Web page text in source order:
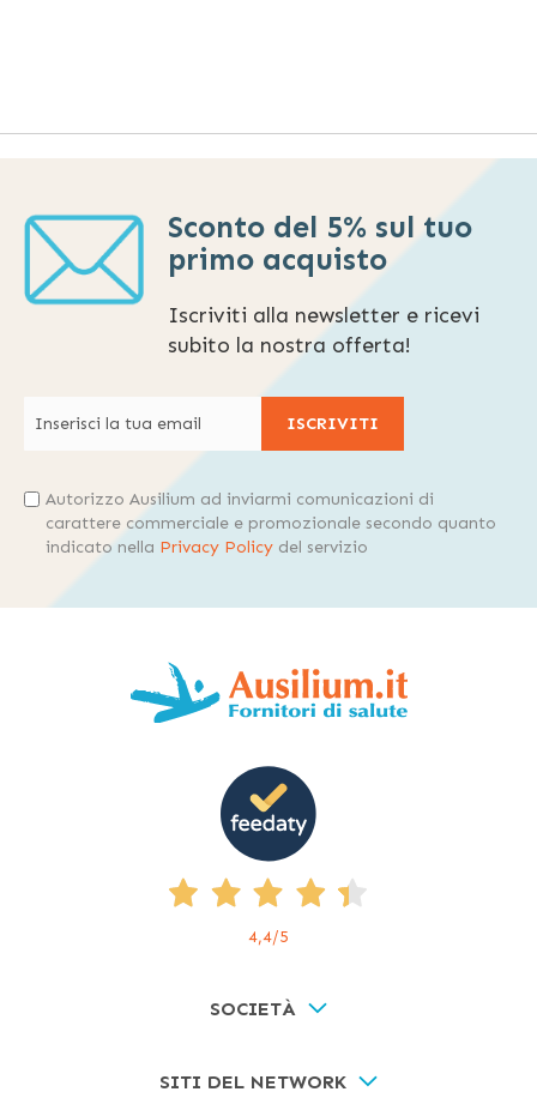
Sconto del 5% sul tuo
primo acquisto
Iscriviti alla newsletter e ricevi
subito la nostra offerta!
ISCRIVITI
Autorizzo Ausilium ad inviarmi comunicazioni di
carattere commerciale e promozionale secondo quanto
indicato nella Privacy Policy del servizio
4,4/5
SOCIETÀ
SITI DEL NETWORK